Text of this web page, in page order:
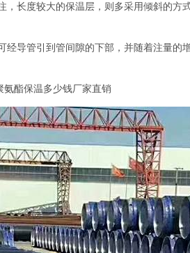
长度较大的保温层，则多采用倾斜的方
经导管引到管间隙的下部，并随着注量的
氨酯保温多少钱厂家直销